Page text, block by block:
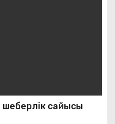
шеберлік сайысы